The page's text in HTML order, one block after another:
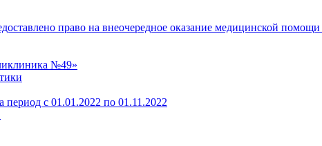
право на внеочередное оказание медицинской
№49»
период с 01.01.2022 по 01.11.2022